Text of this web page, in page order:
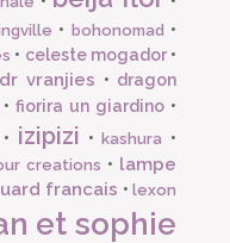
• bohonomad •
• celeste mogador•
dr vranjies • dragon
• fiorira un giardino•
• izipizi •kashura •
creations • lampe
francais •lexon
et sophie